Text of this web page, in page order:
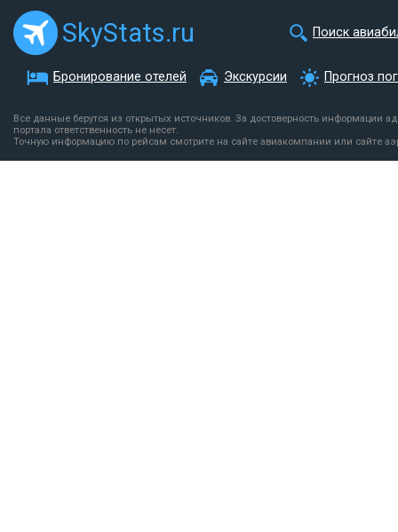
SkyStats.ru Поиск
Бронирование отелей Экскурсии Прогноз
Все данные берутся из открытых источников. За достоверность информации
портала ответственность не несет.
Точную информацию по рейсам смотрите на сайте авиакомпании или сайте